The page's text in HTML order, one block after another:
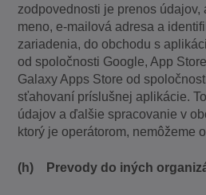
zodpovednosti je prenos údajov,
meno, e-mailová adresa a
zariadenia, do obchodu s
od spoločnosti Google, App
Galaxy Apps Store od
sťahovaní príslušnej aplikácie.
údajov a ďalšie spracovanie v
ktorý je operátorom, nemôžeme
(h) Prevody do iných